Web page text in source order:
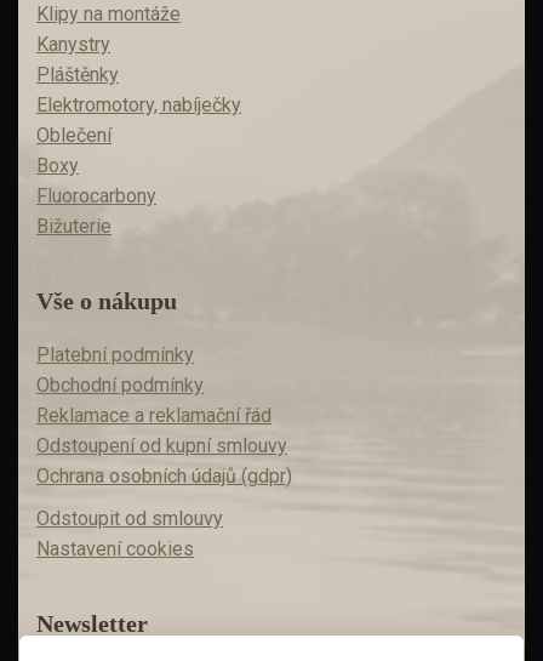
Klipy na montáže
Kanystry
Pláštěnky
Elektromotory, nabíječky
Oblečení
Boxy
Fluorocarbony
Bižuterie
Vše o nákupu
Platební podmínky
Obchodní podmínky
Reklamace a reklamační řád
Odstoupení od kupní smlouvy
Ochrana osobních údajů (gdpr)
Odstoupit od smlouvy
Nastavení cookies
Newsletter